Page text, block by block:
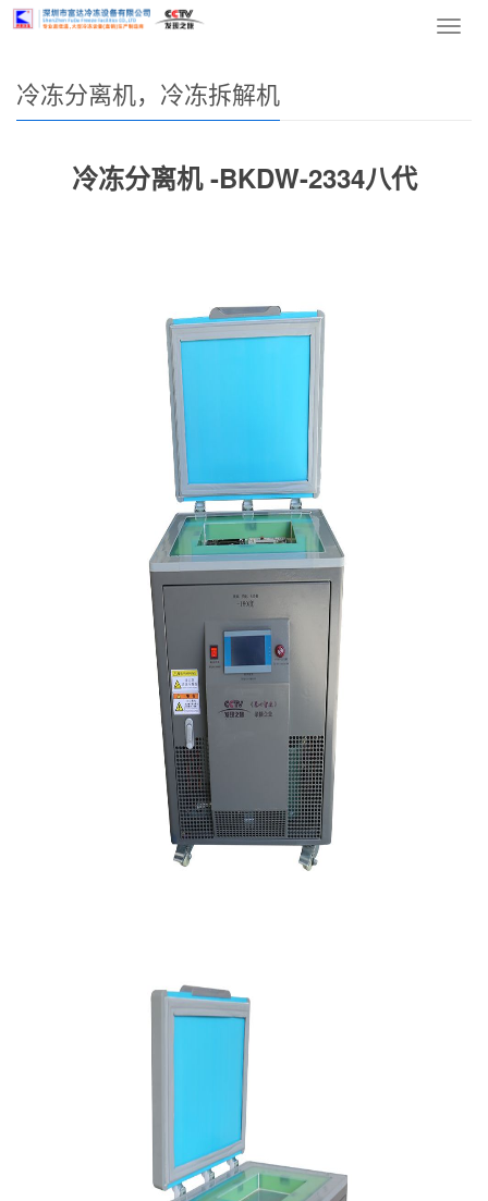
导
网站首页>产品中心 >冷冻分离机，冷冻拆解机
冷冻分离机，冷冻拆解机
冷冻分离机 -BKDW-2334八代